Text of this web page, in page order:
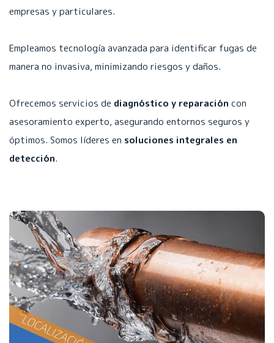
empresas y particulares.
Empleamos tecnología avanzada para identificar fugas de
manera no invasiva, minimizando riesgos y daños.
Ofrecemos servicios de diagnóstico y reparación con
asesoramiento experto, asegurando entornos seguros y
óptimos. Somos líderes en soluciones integrales en
detección.